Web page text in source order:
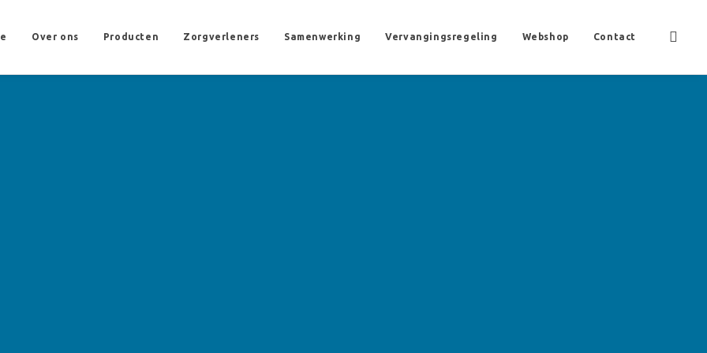
Over ons Producten Zorgverleners Samenwerking Vervangingsregeling Webshop Contact